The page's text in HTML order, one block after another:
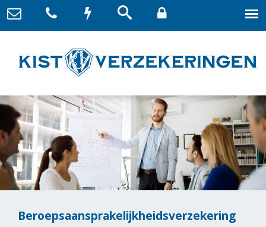
Beroepsaansprakelijkheidsverzekering